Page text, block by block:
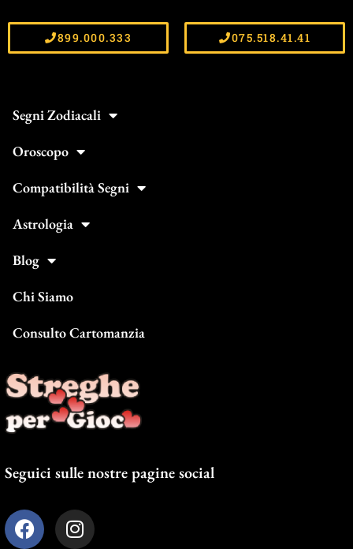
899.000.333 075.518.41.41
Segni Zodiacali
Oroscopo
Compatibilità Segni
Astrologia
Blog
Chi Siamo
Consulto Cartomanzia
Seguici sulle nostre pagine social
F
a
I
n